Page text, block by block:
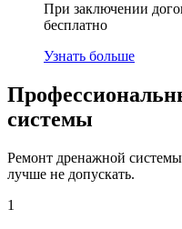
При заключении
бесплатно
Узнать больше
системы
Ремонт дренажной
лучше не допускать.
1